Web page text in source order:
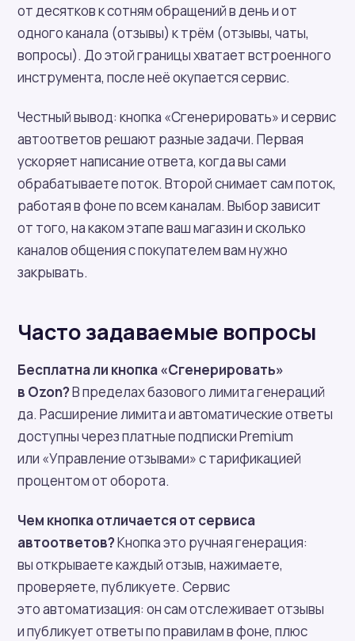
от десятков к сотням обращений в день и от
одного канала (отзывы) к трём (отзывы, чаты,
вопросы). До этой границы хватает встроенного
инструмента, после неё окупается сервис.
Честный вывод: кнопка «Сгенерировать» и сервис
автоответов решают разные задачи. Первая
ускоряет написание ответа, когда вы сами
обрабатываете поток. Второй снимает сам поток,
работая в фоне по всем каналам. Выбор зависит
от того, на каком этапе ваш магазин и сколько
каналов общения с покупателем вам нужно
закрывать.
Часто задаваемые вопросы
Бесплатна ли кнопка «Сгенерировать»
в Ozon?В пределах базового лимита генераций
да. Расширение лимита и автоматические ответы
доступны через платные подписки Premium
или «Управление отзывами» с тарификацией
процентом от оборота.
Чем кнопка отличается от сервиса
автоответов?Кнопка это ручная генерация:
вы открываете каждый отзыв, нажимаете,
проверяете, публикуете. Сервис
это автоматизация: он сам отслеживает отзывы
и публикует ответы по правилам в фоне, плюс